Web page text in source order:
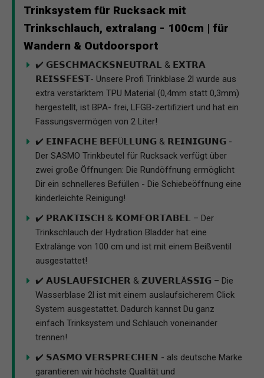
Trinksystem für Rucksack mit
Trinkschlauch, extralang - 100cm | für
Wandern & Outdoorsport
✔️ 𝗚𝗘𝗦𝗖𝗛𝗠𝗔𝗖𝗞𝗦𝗡𝗘𝗨𝗧𝗥𝗔𝗟 & 𝗘𝗫𝗧𝗥𝗔
𝗥𝗘𝗜𝗦𝗦𝗙𝗘𝗦𝗧- Unsere Profi Trinkblase 2l wurde aus
extra verstärktem TPU Material (0,4mm statt 0,3mm)
hergestellt, ist BPA- frei, LFGB-zertifiziert und hat ein
Fassungsvermögen von 2 Liter!
✔️ 𝗘𝗜𝗡𝗙𝗔𝗖𝗛𝗘 𝗕𝗘𝗙Ü𝗟𝗟𝗨𝗡𝗚 & 𝗥𝗘𝗜𝗡𝗜𝗚𝗨𝗡𝗚 -
Der SASMO Trinkbeutel für Rucksack verfügt über
zwei große Öffnungen: Die Rundöffnung ermöglicht
Dir ein schnelleres Befüllen - Die Schiebeöffnung eine
kinderleichte Reinigung!
✔️ 𝗣𝗥𝗔𝗞𝗧𝗜𝗦𝗖𝗛 & 𝗞𝗢𝗠𝗙𝗢𝗥𝗧𝗔𝗕𝗘𝗟 – Der
Trinkschlauch der Hydration Bladder hat eine
Extralänge von 100 cm und ist mit einem Beißventil
ausgestattet!
✔️ 𝗔𝗨𝗦𝗟𝗔𝗨𝗙𝗦𝗜𝗖𝗛𝗘𝗥 & 𝗭𝗨𝗩𝗘𝗥𝗟Ä𝗦𝗦𝗜𝗚 – Die
Wasserblase 2l ist mit einem auslaufsicherem Click
System ausgestattet. Dadurch kannst Du ganz
einfach Trinksystem und Schlauch voneinander
trennen!
✔️ 𝗦𝗔𝗦𝗠𝗢 𝗩𝗘𝗥𝗦𝗣𝗥𝗘𝗖𝗛𝗘𝗡 - als deutsche Marke
garantieren wir höchste Qualität und